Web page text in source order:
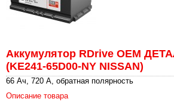
Аккумулятор RDrive OEM
(KE241-65D00-NY NISSAN)
66 Ач, 720 А, обратная полярность
Описание товара